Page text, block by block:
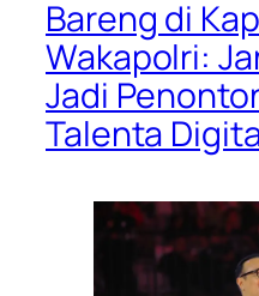
Bareng di
Wakapolri:
Jadi
Talenta